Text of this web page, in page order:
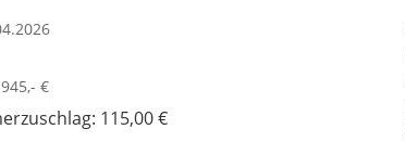
945,- €
115,00 €